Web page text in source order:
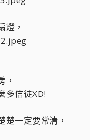
燈，
，
多信徒XD!
楚一定要常清，